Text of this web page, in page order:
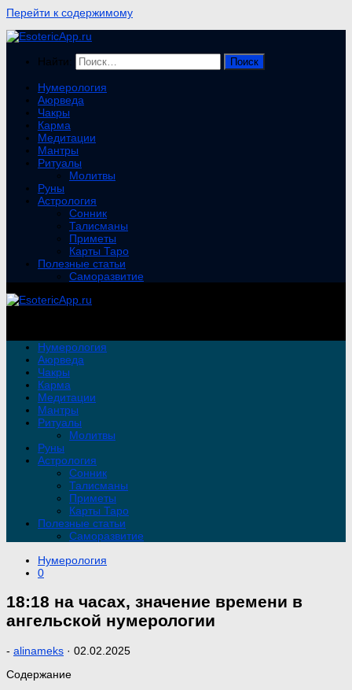
Перейти к содержимому
Найти:
Нумерология
Аюрведа
Чакры
Карма
Медитации
Мантры
Ритуалы
Молитвы
Руны
Астрология
Сонник
Талисманы
Приметы
Карты Таро
Полезные статьи
Саморазвитие
Нумерология
Аюрведа
Чакры
Карма
Медитации
Мантры
Ритуалы
Молитвы
Руны
Астрология
Сонник
Талисманы
Приметы
Карты Таро
Полезные статьи
Саморазвитие
Нумерология
0
18:18 на часах, значение времени в
ангельской нумерологии
- alinameks · 02.02.2025
Содержание